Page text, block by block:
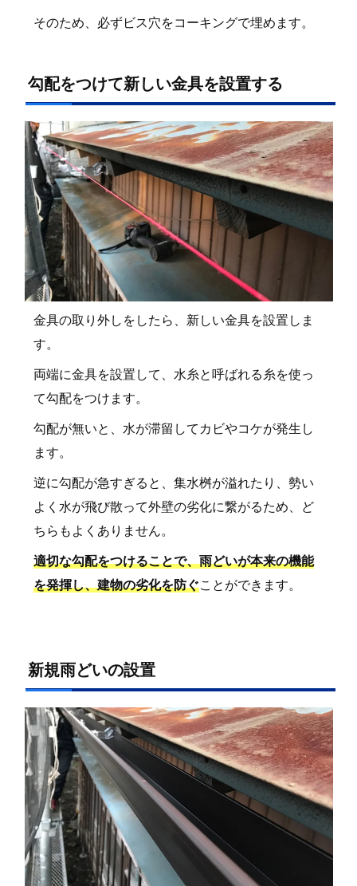
そのため、必ずビス穴をコーキングで埋めます。
勾配をつけて新しい金具を設置する
金具の取り外しをしたら、新しい金具を設置しま
す。
両端に金具を設置して、水糸と呼ばれる糸を使っ
て勾配をつけます。
勾配が無いと、水が滞留してカビやコケが発生し
ます。
逆に勾配が急すぎると、集水桝が溢れたり、勢い
よく水が飛び散って外壁の劣化に繋がるため、ど
ちらもよくありません。
適切な勾配をつけることで、雨どいが本来の機能
を発揮し、建物の劣化を防ぐことができます。
新規雨どいの設置